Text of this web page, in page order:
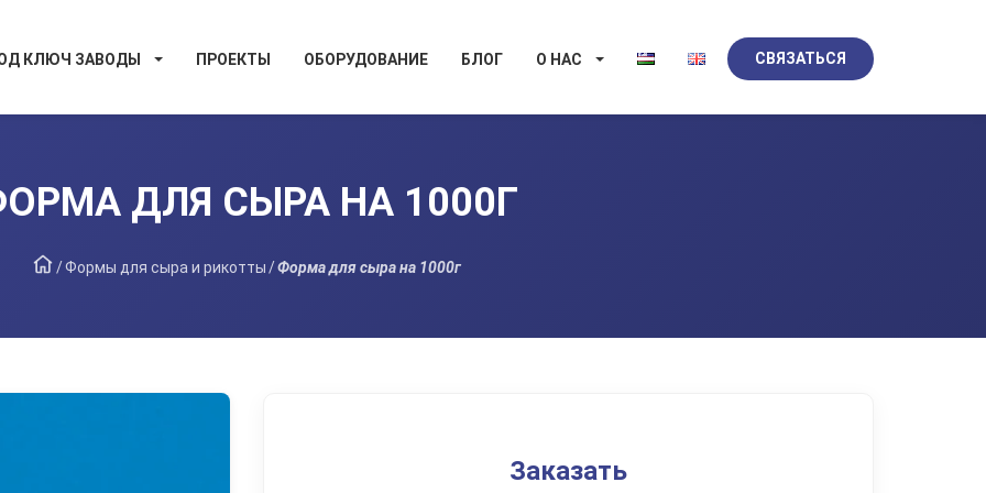
КЛЮЧ ЗАВОДЫ ПРОЕКТЫ ОБОРУДОВАНИЕ БЛОГ О НАС СВЯЗАТЬСЯ
ДЛЯ СЫРА НА 1000Г
/Формы для сыра и рикотты/Форма для сыра на 1000г
Заказать